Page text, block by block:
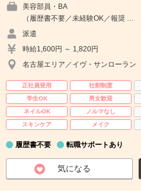
美容部員・BA
（履歴書不要／未経験OK／報奨 …
派遣
時給1,600円 ～ 1,820円
名古屋エリア／イヴ・サンローラン
正社員登用 社割制度
学生OK
男女歓迎
ネイルOK
ノルマなし
スキンケア
メイク
履歴書不要 転職サポートあり
気になる